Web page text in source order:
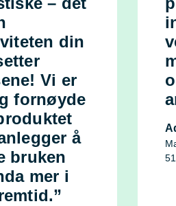
din
Vi er
fornøyde
å
bruken
mer i